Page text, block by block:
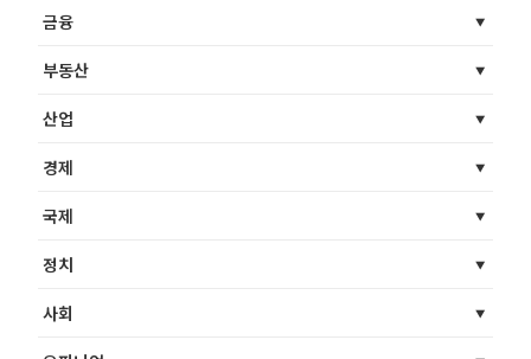
금융
부동산
산업
경제
국제
정치
사회